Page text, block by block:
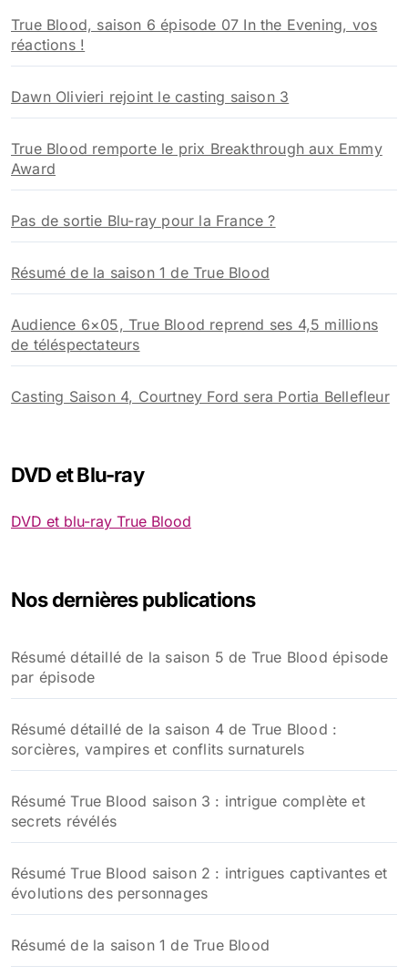
True Blood, saison 6 épisode 07 In the Evening, vos
réactions !
Dawn Olivieri rejoint le casting saison 3
True Blood remporte le prix Breakthrough aux Emmy
Award
Pas de sortie Blu-ray pour la France ?
Résumé de la saison 1 de True Blood
Audience 6×05, True Blood reprend ses 4,5 millions
de téléspectateurs
Casting Saison 4, Courtney Ford sera Portia Bellefleur
DVD et Blu-ray
DVD et blu-ray True Blood
Nos dernières publications
Résumé détaillé de la saison 5 de True Blood épisode
par épisode
Résumé détaillé de la saison 4 de True Blood :
sorcières, vampires et conflits surnaturels
Résumé True Blood saison 3 : intrigue complète et
secrets révélés
Résumé True Blood saison 2 : intrigues captivantes et
évolutions des personnages
Résumé de la saison 1 de True Blood